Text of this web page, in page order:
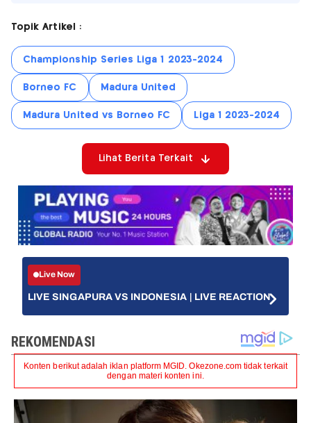
Topik Artikel :
Championship Series Liga 1 2023-2024
Borneo FC Madura United
Madura United vs Borneo FC Liga 1 2023-2024
Lihat Berita Terkait
Live Now
LIVE SINGAPURA VS INDONESIA | LIVE REACTION